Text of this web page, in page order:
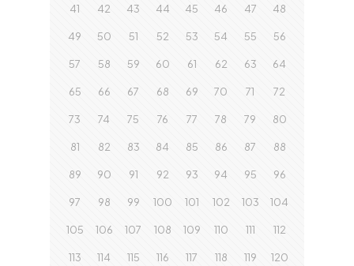
41 42 43 44 45 46 47 48
49 50 51 52 53 54 55 56
57 58 59 60 61 62 63 64
65 66 67 68 69 70 71 72
73 74 75 76 77 78 79 80
81 82 83 84 85 86 87 88
89 90 91 92 93 94 95 96
97 98 99 100 101 102 103 104
105 106 107 108 109 110 111 112
113 114 115 116 117 118 119 120